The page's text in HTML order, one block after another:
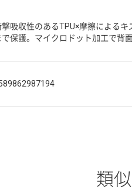
撃吸収性のあるTPU×摩擦による
で保護。マイクロドット加工で背
類